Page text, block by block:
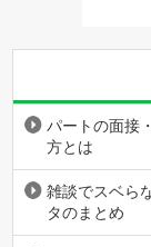
パートの面接
方とは
雑談でスベら
タのまとめ